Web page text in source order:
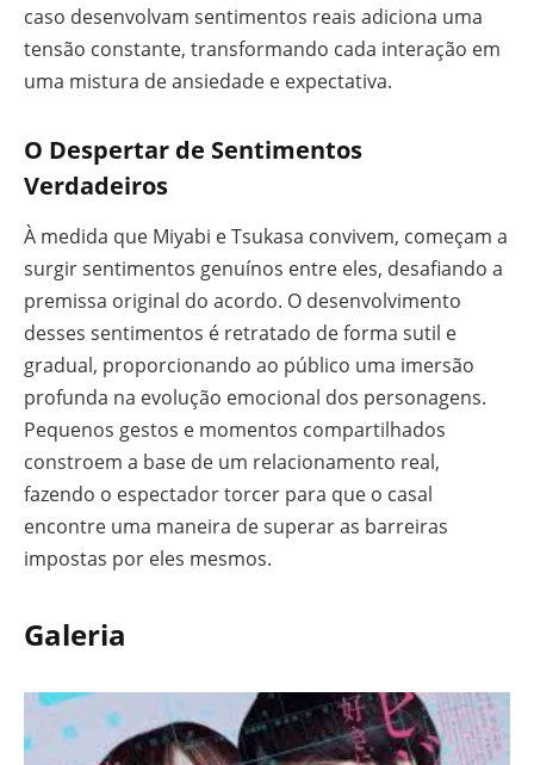
caso desenvolvam sentimentos reais adiciona uma
tensão constante, transformando cada interação em
uma mistura de ansiedade e expectativa.
O Despertar de Sentimentos
Verdadeiros
À medida que Miyabi e Tsukasa convivem, começam a
surgir sentimentos genuínos entre eles, desafiando a
premissa original do acordo. O desenvolvimento
desses sentimentos é retratado de forma sutil e
gradual, proporcionando ao público uma imersão
profunda na evolução emocional dos personagens.
Pequenos gestos e momentos compartilhados
constroem a base de um relacionamento real,
fazendo o espectador torcer para que o casal
encontre uma maneira de superar as barreiras
impostas por eles mesmos.
Galeria